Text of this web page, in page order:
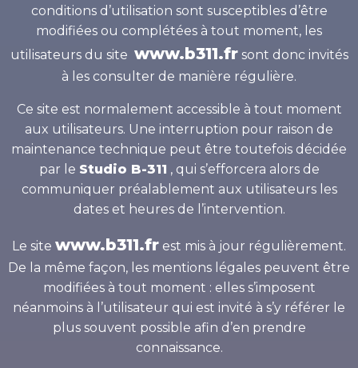
conditions d’utilisation sont susceptibles d’être
modifiées ou complétées à tout moment, les
utilisateurs du site www.b311.frsont donc invités
à les consulter de manière régulière.
Ce site est normalement accessible à tout moment
aux utilisateurs. Une interruption pour raison de
maintenance technique peut être toutefois décidée
par le Studio B-311 , qui s’efforcera alors de
communiquer préalablement aux utilisateurs les
dates et heures de l’intervention.
Le site www.b311.fr est mis à jour régulièrement.
De la même façon, les mentions légales peuvent être
modifiées à tout moment : elles s’imposent
néanmoins à l’utilisateur qui est invité à s’y référer le
plus souvent possible afin d’en prendre
connaissance.